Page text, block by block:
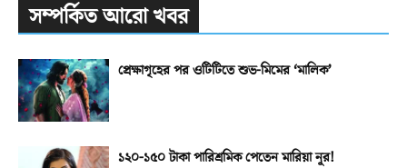
সম্পর্কিত আরো খবর
প্রেক্ষাগৃহের পর ওটিটিতে শুভ-মিমের ‘মালিক’
১২০-১৫০ টাকা পারিশ্রমিক পেতেন মারিয়া নূর!